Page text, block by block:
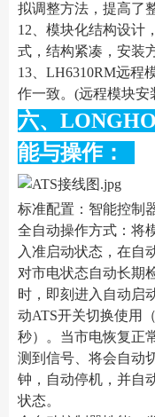
拟调整方法，提高了
12、模块化结构设计
式，结构紧凑，安装
13、LH6310RM远程
作一致。(远程模块
六、
能与操作：
标准配置：智能控制
全自动操作方式：将
入准启动状态，在自
对市电状态自动长期
时，即刻进入自动启
动ATS开关切换使用
秒）。当市电恢复正
测到信号、将会自动
钟，自动停机，并自
状态。